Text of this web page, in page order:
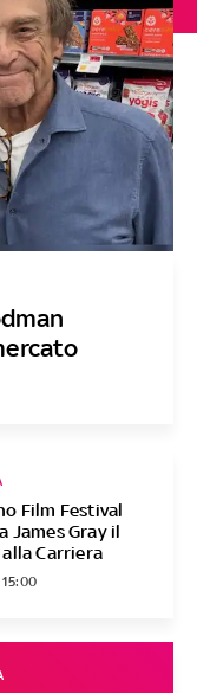
Film Festival
James Gray il
Carriera